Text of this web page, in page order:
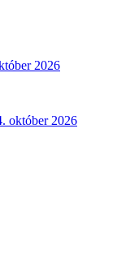
2026
október 2026